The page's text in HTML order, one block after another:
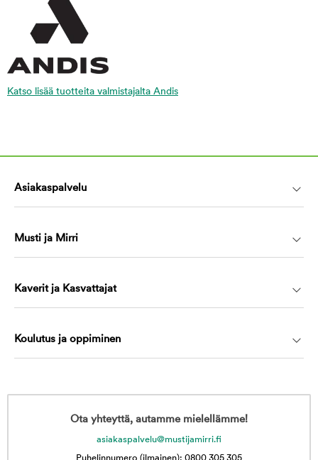
Katso lisää tuotteita valmistajalta Andis
Asiakaspalvelu
Musti ja Mirri
Kaverit ja Kasvattajat
Koulutus ja oppiminen
Ota yhteyttä, autamme mielellämme!
asiakaspalvelu@mustijamirri.fi
Puhelinnumero (ilmainen): 0800 305 305